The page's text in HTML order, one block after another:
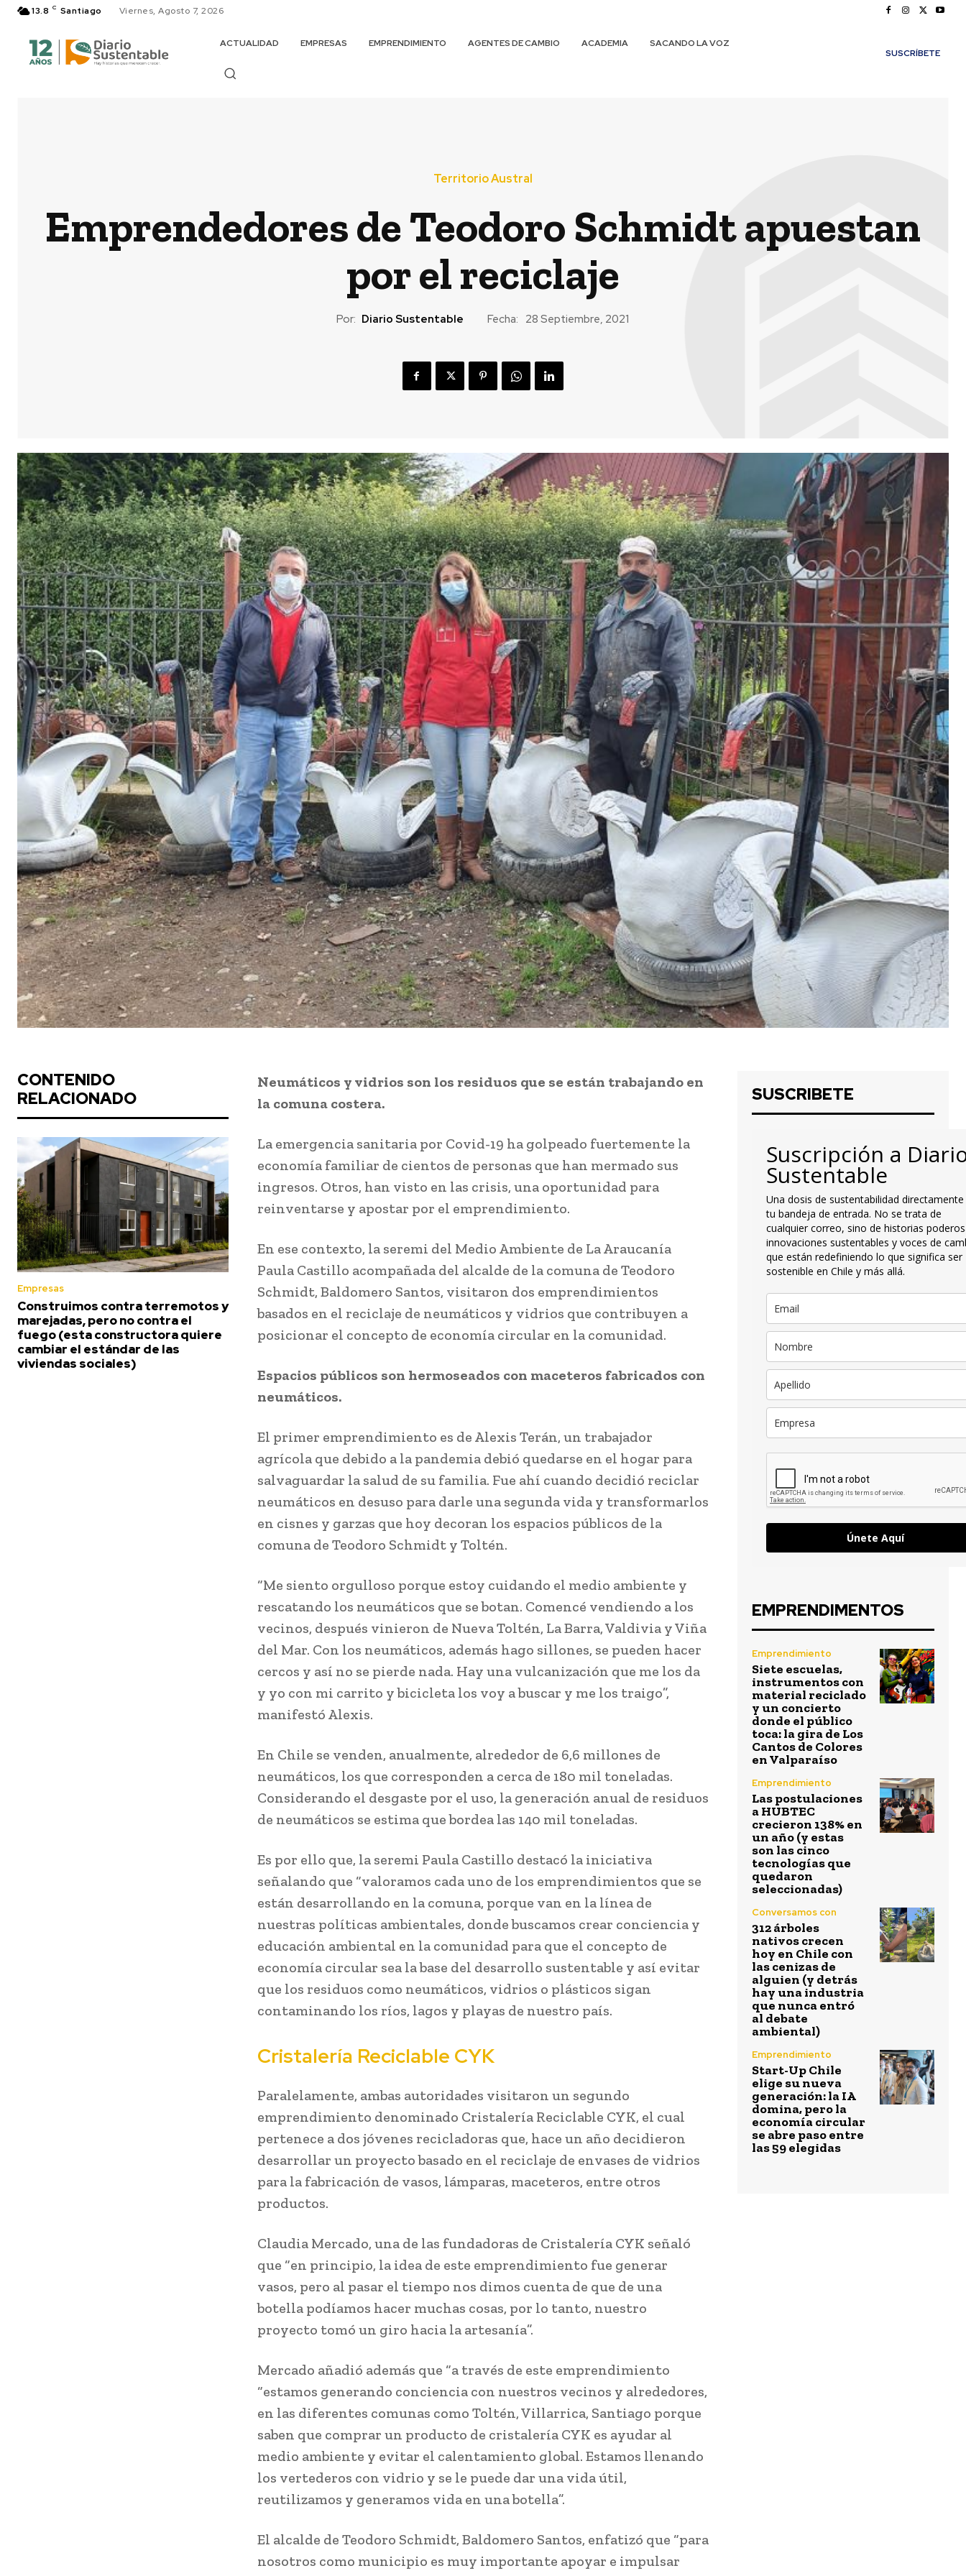
13.8 C Santiago Viernes, Agosto 7, 2026
ACTUALIDAD EMPRESAS EMPRENDIMIENTO AGENTES DE CAMBIO ACADEMIA
SACANDO LA VOZ
SUSCRÍBETE
Territorio Austral
Emprendedores de Teodoro Schmidt apuestan
por el reciclaje
Por: Diario Sustentable Fecha: 28 Septiembre, 2021
CONTENIDO
RELACIONADO
Empresas
Construimos contra terremotos y
marejadas, pero no contra el
fuego (esta constructora quiere
cambiar el estándar de las
viviendas sociales)
Neumáticos y vidrios son los residuos que se están trabajando en
la comuna costera.
La emergencia sanitaria por Covid-19 ha golpeado fuertemente la
economía familiar de cientos de personas que han mermado sus
ingresos. Otros, han visto en las crisis, una oportunidad para
reinventarse y apostar por el emprendimiento.
En ese contexto, la seremi del Medio Ambiente de La Araucanía
Paula Castillo acompañada del alcalde de la comuna de Teodoro
Schmidt, Baldomero Santos, visitaron dos emprendimientos
basados en el reciclaje de neumáticos y vidrios que contribuyen a
posicionar el concepto de economía circular en la comunidad.
Espacios públicos son hermoseados con maceteros fabricados con
neumáticos.
El primer emprendimiento es de Alexis Terán, un trabajador
agrícola que debido a la pandemia debió quedarse en el hogar para
salvaguardar la salud de su familia. Fue ahí cuando decidió reciclar
neumáticos en desuso para darle una segunda vida y transformarlos
en cisnes y garzas que hoy decoran los espacios públicos de la
comuna de Teodoro Schmidt y Toltén.
“Me siento orgulloso porque estoy cuidando el medio ambiente y
rescatando los neumáticos que se botan. Comencé vendiendo a los
vecinos, después vinieron de Nueva Toltén, La Barra, Valdivia y Viña
del Mar. Con los neumáticos, además hago sillones, se pueden hacer
cercos y así no se pierde nada. Hay una vulcanización que me los da
y yo con mi carrito y bicicleta los voy a buscar y me los traigo”,
manifestó Alexis.
En Chile se venden, anualmente, alrededor de 6,6 millones de
neumáticos, los que corresponden a cerca de 180 mil toneladas.
Considerando el desgaste por el uso, la generación anual de residuos
de neumáticos se estima que bordea las 140 mil toneladas.
Es por ello que, la seremi Paula Castillo destacó la iniciativa
señalando que “valoramos cada uno de los emprendimientos que se
están desarrollando en la comuna, porque van en la línea de
nuestras políticas ambientales, donde buscamos crear conciencia y
educación ambiental en la comunidad para que el concepto de
economía circular sea la base del desarrollo sustentable y así evitar
que los residuos como neumáticos, vidrios o plásticos sigan
contaminando los ríos, lagos y playas de nuestro país.
Cristalería Reciclable CYK
Paralelamente, ambas autoridades visitaron un segundo
emprendimiento denominado Cristalería Reciclable CYK, el cual
pertenece a dos jóvenes recicladoras que, hace un año decidieron
desarrollar un proyecto basado en el reciclaje de envases de vidrios
para la fabricación de vasos, lámparas, maceteros, entre otros
productos.
Claudia Mercado, una de las fundadoras de Cristalería CYK señaló
que “en principio, la idea de este emprendimiento fue generar
vasos, pero al pasar el tiempo nos dimos cuenta de que de una
botella podíamos hacer muchas cosas, por lo tanto, nuestro
proyecto tomó un giro hacia la artesanía”.
Mercado añadió además que “a través de este emprendimiento
“estamos generando conciencia con nuestros vecinos y alrededores,
en las diferentes comunas como Toltén, Villarrica, Santiago porque
saben que comprar un producto de cristalería CYK es ayudar al
medio ambiente y evitar el calentamiento global. Estamos llenando
los vertederos con vidrio y se le puede dar una vida útil,
reutilizamos y generamos vida en una botella”.
El alcalde de Teodoro Schmidt, Baldomero Santos, enfatizó que “para
nosotros como municipio es muy importante apoyar e impulsar
SUSCRIBETE
Suscripción a
Sustentable
Una dosis de sustentabilidad
tu bandeja de entrada. No se trata de
cualquier correo, sino de historias
innovaciones sustentables y voces de
que están redefiniendo lo que significa ser
sostenible en Chile y más allá.
Únete Aquí
EMPRENDIMENTOS
Emprendimiento
Siete escuelas,
instrumentos con
material reciclado
y un concierto
donde el público
toca: la gira de Los
Cantos de Colores
en Valparaíso
Emprendimiento
Las postulaciones
a HUBTEC
crecieron 138% en
un año (y estas
son las cinco
tecnologías que
quedaron
seleccionadas)
Conversamos con
312 árboles
nativos crecen
hoy en Chile con
las cenizas de
alguien (y detrás
hay una industria
que nunca entró
al debate
ambiental)
Emprendimiento
Start-Up Chile
elige su nueva
generación: la IA
domina, pero la
economía circular
se abre paso entre
las 59 elegidas